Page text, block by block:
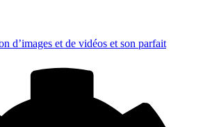
d’images et de vidéos et son parfait